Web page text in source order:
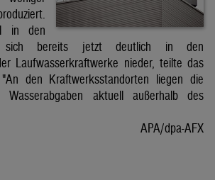
in den
sich bereits jetzt deutlich in den
Laufwasserkraftwerke nieder, teilte das
den Kraftwerksstandorten liegen die
Wasserabgaben aktuell außerhalb des
APA/dpa-AFX